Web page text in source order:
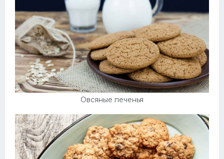
Овсяные печенья